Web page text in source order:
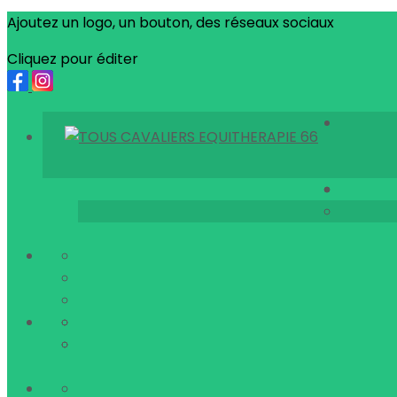
Ajoutez un logo, un bouton, des réseaux sociaux
Cliquez pour éditer